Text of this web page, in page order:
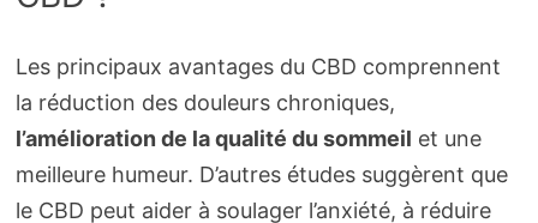
Les principaux avantages du CBD comprennent
la réduction des douleurs chroniques,
l’amélioration de la qualité du sommeil et une
meilleure humeur. D’autres études suggèrent que
le CBD peut aider à soulager l’anxiété, à réduire